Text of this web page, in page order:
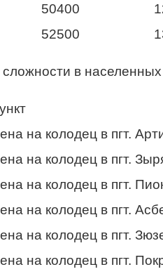
50400
52500
в населенных
на колодец в пгт.
на колодец в пгт.
на колодец в пгт.
на колодец в пгт.
на колодец в пгт.
на колодец в пгт.